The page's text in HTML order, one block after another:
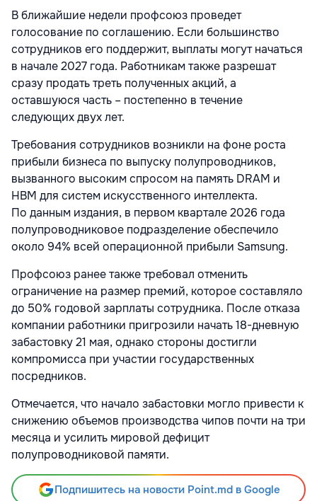
В ближайшие недели профсоюз проведет
голосование по соглашению. Если большинство
сотрудников его поддержит, выплаты могут начаться
в начале 2027 года. Работникам также разрешат
сразу продать треть полученных акций, а
оставшуюся часть – постепенно в течение
следующих двух лет.
Требования сотрудников возникли на фоне роста
прибыли бизнеса по выпуску полупроводников,
вызванного высоким спросом на память DRAM и
HBM для систем искусственного интеллекта.
По данным издания, в первом квартале 2026 года
полупроводниковое подразделение обеспечило
около 94% всей операционной прибыли Samsung.
Профсоюз ранее также требовал отменить
ограничение на размер премий, которое составляло
до 50% годовой зарплаты сотрудника. После отказа
компании работники пригрозили начать 18-дневную
забастовку 21 мая, однако стороны достигли
компромисса при участии государственных
посредников.
Отмечается, что начало забастовки могло привести к
снижению объемов производства чипов почти на три
месяца и усилить мировой дефицит
полупроводниковой памяти.
Подпишитесь на новости Point.md в Google